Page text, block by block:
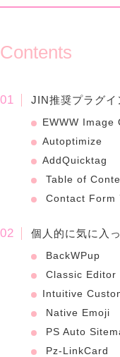
Contents
JIN推奨プラグイ
EWWW Image
Autoptimize
AddQuicktag
Table of
Contact Form
個人的に気に入
BackWPup
Classic Editor
Intuitive
Native Emoji
PS Auto
Pz-LinkCard